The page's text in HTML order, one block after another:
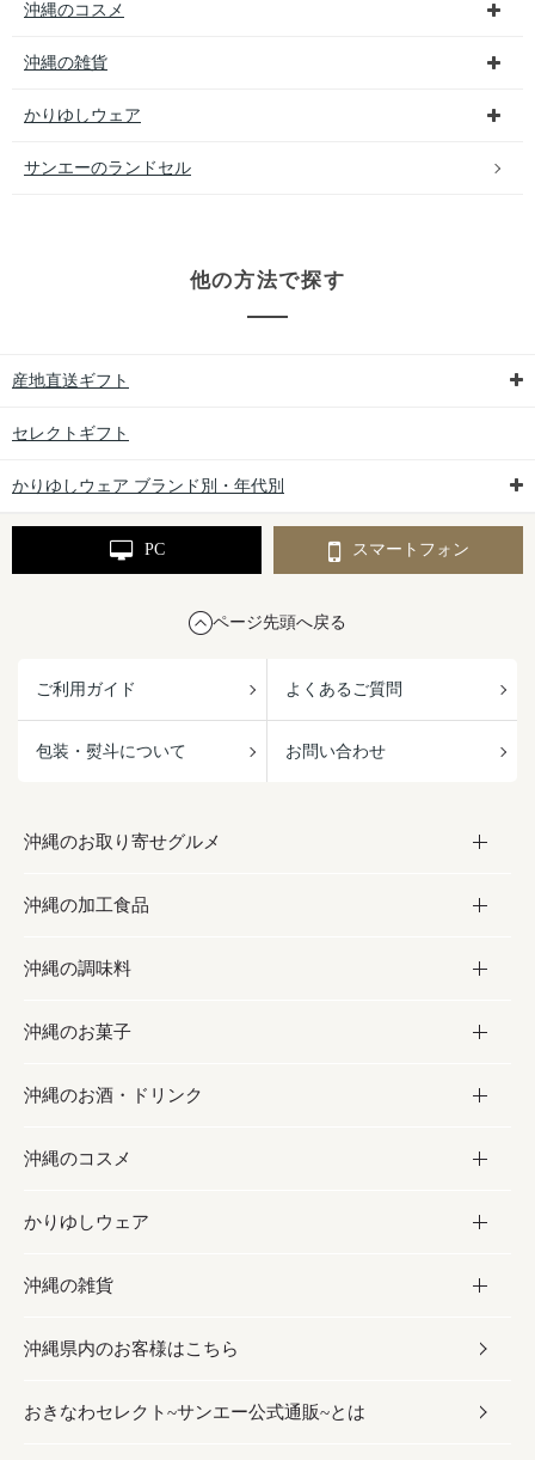
沖縄のコスメ
沖縄の雑貨
かりゆしウェア
サンエーのランドセル
他の方法で探す
産地直送ギフト
セレクトギフト
かりゆしウェア ブランド別・年代別
PC スマートフォン
ページ先頭へ戻る
ご利用ガイド よくあるご質問
包装・熨斗について お問い合わせ
沖縄のお取り寄せグルメ
お取り寄せグルメ
フルーツ・野菜
お肉
海産物
沖縄の加工食品
加工食品
缶詰／パウチ
沖縄料理
沖縄そば／乾麺
レトルト食品
乾物／粉類
沖縄の調味料
調味料
砂糖／黒砂糖
塩
お酢／ドレッシング
しょうゆ
みそ
だし／スパイス／島唐辛子
沖縄のお菓子
お菓子
黒糖
ちんすこう
伝統菓子
スナック
おつまみ
沖縄のお酒・ドリンク
お酒・ドリンク
泡盛
ビール・チューハイ
ワイン・ウィスキー・カクテル
ドリンク
沖縄のコスメ
コスメ
スキンケア
ボディケア
ヘアケア
かりゆしウェア
かりゆしウェア
メンズ
レディース
沖縄の雑貨
雑貨
沖縄ファッション
沖縄県内のお客様はこちら
おきなわセレクト~サンエー公式通販~とは